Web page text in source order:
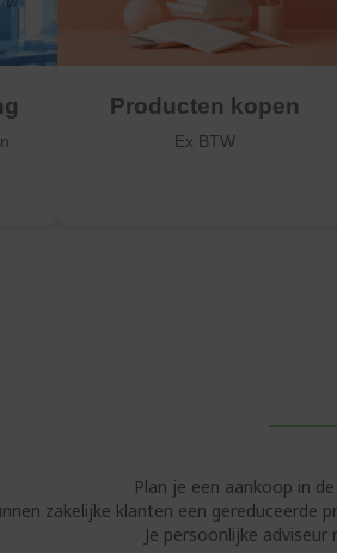
Producten kopen
Ex BTW
Plan je een aankoop in
zakelijke klanten een gereduceerde
Je persoonlijke